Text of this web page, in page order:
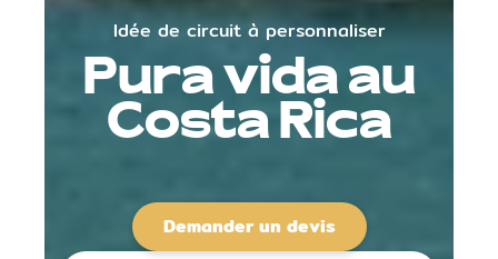
Idée de circuit à personnaliser
Pura vida au
Costa Rica
Demander un devis